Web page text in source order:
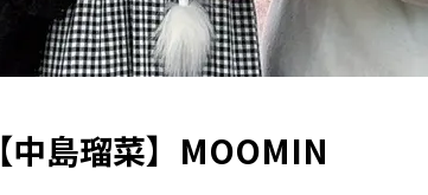
【中島瑠菜】MOOMIN